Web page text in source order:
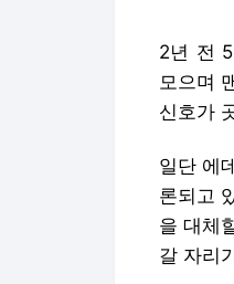
2년 전
모으며
신호가
일단 에
론되고
을 대체
갈 자리